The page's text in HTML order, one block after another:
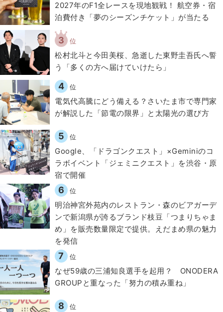
2027年のF1全レースを現地観戦！ 航空券・宿
泊費付き「夢のシーズンチケット」が当たる
3 位
松村北斗と今田美桜、急逝した東野圭吾氏へ誓
う「多くの方へ届けていけたら」
4 位
電気代高騰にどう備える？さいたま市で専門家
が解説した「節電の限界」と太陽光の選び方
5 位
Google、「ドラゴンクエスト」×Geminiのコ
ラボイベント「ジェミニクエスト」を渋谷・原
宿で開催
6 位
明治神宮外苑内のレストラン・森のビアガーデ
ンで新潟県が誇るブランド枝豆「つまりちゃま
め」を販売数量限定で提供。えだまめ県の魅力
を発信
7 位
なぜ59歳の三浦知良選手を起用？ ONODERA
GROUPと重なった「努力の積み重ね」
8 位